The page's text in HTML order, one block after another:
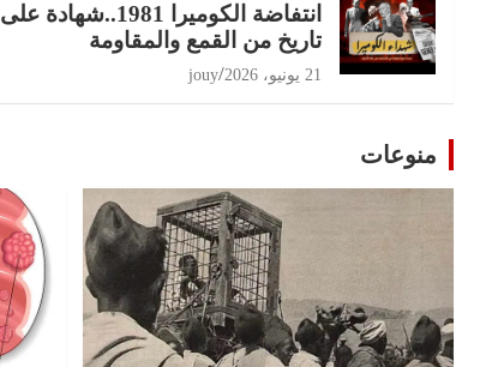
انتفاضة الكوميرا 1981..شهادة على
تاريخ من القمع والمقاومة
21 يونيو، 2026 jouy
منوعات